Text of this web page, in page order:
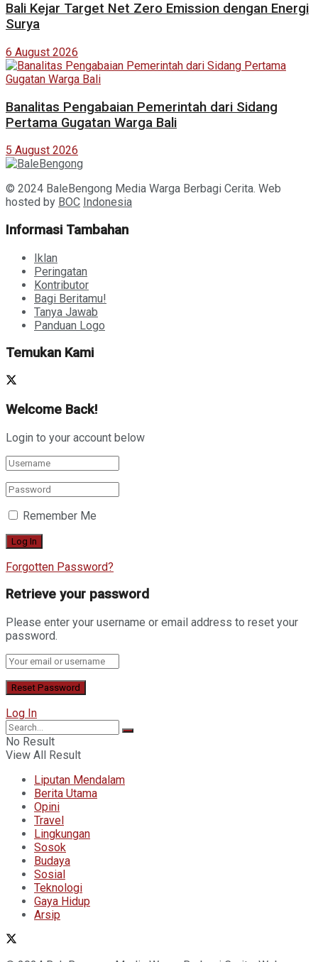
Bali Kejar Target Net Zero Emission dengan Energi
Surya
6 August 2026
Banalitas Pengabaian Pemerintah dari Sidang
Pertama Gugatan Warga Bali
5 August 2026
© 2024 BaleBengong Media Warga Berbagi Cerita. Web
hosted by BOC Indonesia
Informasi Tambahan
Iklan
Peringatan
Kontributor
Bagi Beritamu!
Tanya Jawab
Panduan Logo
Temukan Kami
Welcome Back!
Login to your account below
Remember Me
Forgotten Password?
Retrieve your password
Please enter your username or email address to reset your
password.
Log In
No Result
View All Result
Liputan Mendalam
Berita Utama
Opini
Travel
Lingkungan
Sosok
Budaya
Sosial
Teknologi
Gaya Hidup
Arsip